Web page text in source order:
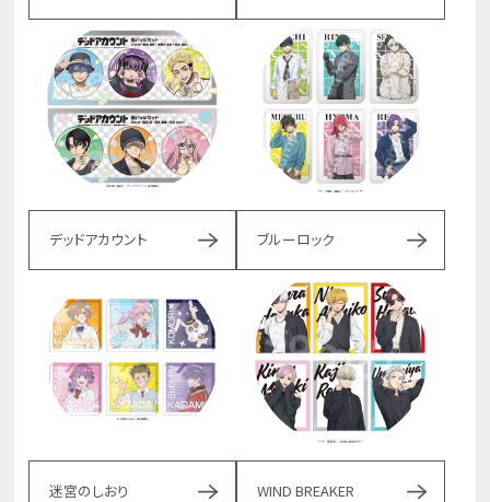
デッドアカウント ブルーロック
迷宮のしおり WIND BREAKER